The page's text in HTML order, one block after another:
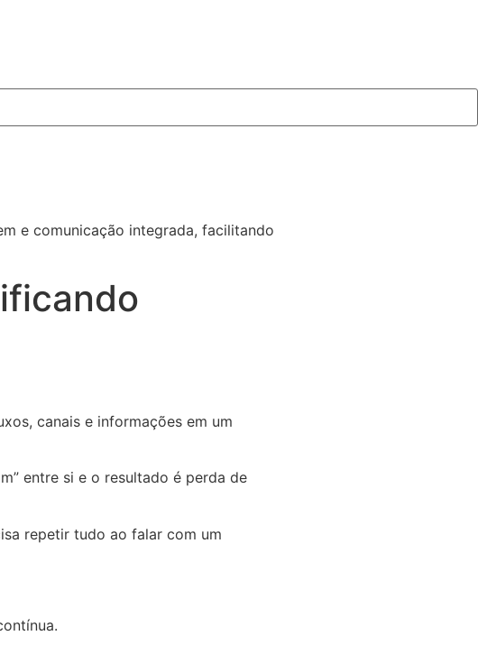
canais e informações em um
entre si e o resultado é perda de
repetir tudo ao falar com um